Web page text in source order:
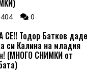
0
СЕ!! Тодор Батков даде
си Калина на младия
(МНОГО СНИМКИ от